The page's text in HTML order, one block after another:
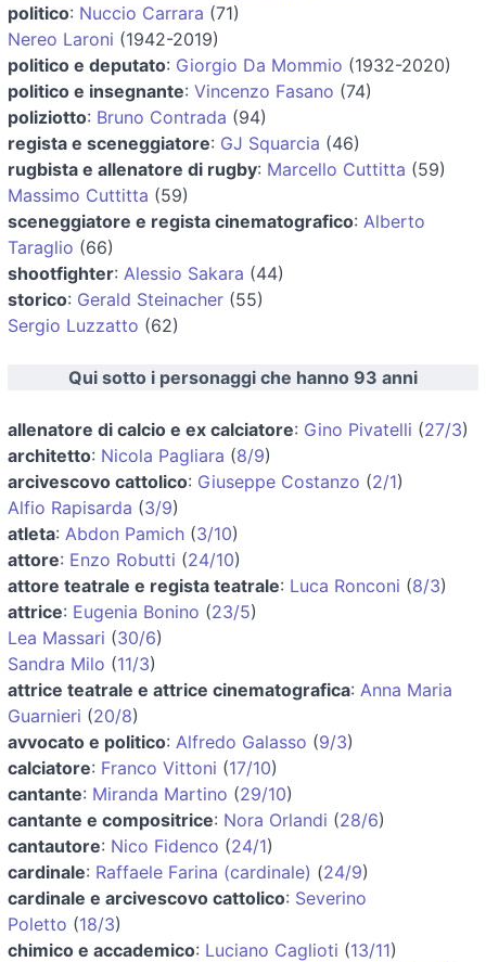
politico: Nuccio Carrara (71)
Nereo Laroni (1942-2019)
politico e deputato: Giorgio Da Mommio (1932-2020)
politico e insegnante: Vincenzo Fasano (74)
poliziotto: Bruno Contrada (94)
regista e sceneggiatore: GJ Squarcia (46)
rugbista e allenatore di rugby: Marcello Cuttitta (59)
Massimo Cuttitta (59)
sceneggiatore e regista cinematografico: Alberto
Taraglio (66)
shootfighter: Alessio Sakara (44)
storico: Gerald Steinacher (55)
Sergio Luzzatto (62)
Qui sotto i personaggi che hanno 93 anni
allenatore di calcio e ex calciatore: Gino Pivatelli (27/3)
architetto: Nicola Pagliara (8/9)
arcivescovo cattolico: Giuseppe Costanzo (2/1)
Alfio Rapisarda (3/9)
atleta: Abdon Pamich (3/10)
attore: Enzo Robutti (24/10)
attore teatrale e regista teatrale: Luca Ronconi (8/3)
attrice: Eugenia Bonino (23/5)
Lea Massari (30/6)
Sandra Milo (11/3)
attrice teatrale e attrice cinematografica: Anna Maria
Guarnieri (20/8)
avvocato e politico: Alfredo Galasso (9/3)
calciatore: Franco Vittoni (17/10)
cantante: Miranda Martino (29/10)
cantante e compositrice: Nora Orlandi (28/6)
cantautore: Nico Fidenco (24/1)
cardinale: Raffaele Farina (cardinale) (24/9)
cardinale e arcivescovo cattolico: Severino
Poletto (18/3)
chimico e accademico: Luciano Caglioti (13/11)